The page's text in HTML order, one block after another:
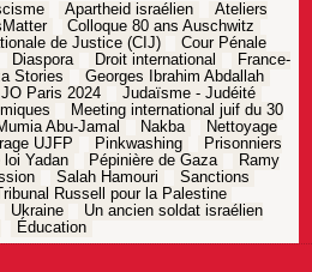
Apartheid israélien
Ateliers
Colloque 80 ans Auschwitz
de Justice (CIJ)
Cour Pénale
Diaspora Droit international
France-
Stories
Georges Ibrahim Abdallah
JO Paris 2024
Judaïsme - Judéité
Meeting international juif du 30
Abu-Jamal Nakba
Nettoyage
UJFP Pinkwashing
Prisonniers
loi Yadan Pépinière de Gaza
Ramy
Salah Hamouri
Sanctions
Tribunal Russell pour la Palestine
Ukraine
Un ancien soldat israélien
Éducation